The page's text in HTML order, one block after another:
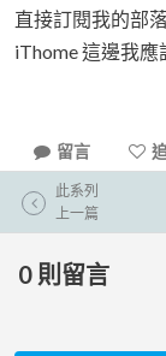
直接訂閱我的部
iThome 這邊我應
留言
此系列
上一篇
0 則留言